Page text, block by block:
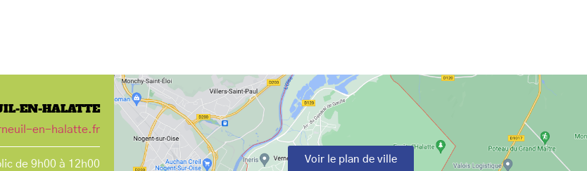
EN-HALATTE
en-halatte.fr
de 9h00 à 12h00
Voir le plan de ville